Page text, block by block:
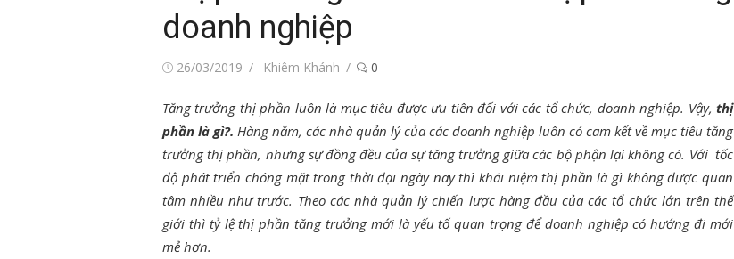
doanh nghiệp
Đăng26/03/2019
Tác
Khiêm Khánh 0
Tăng trưởng thị phần luôn là mục tiêu được ưu tiên đối với các tổ chức, doanh nghiệp. Vậy, thị
phần là gì?. Hàng năm, các nhà quản lý của các doanh nghiệp luôn có cam kết về mục tiêu tăng
trưởng thị phần, nhưng sự đồng đều của sự tăng trưởng giữa các bộ phận lại không có. Với tốc
độ phát triển chóng mặt trong thời đại ngày nay thì khái niệm thị phần là gì không được quan
tâm nhiều như trước. Theo các nhà quản lý chiến lược hàng đầu của các tổ chức lớn trên thế
giới thì tỷ lệ thị phần tăng trưởng mới là yếu tố quan trọng để doanh nghiệp có hướng đi mới
mẻ hơn.